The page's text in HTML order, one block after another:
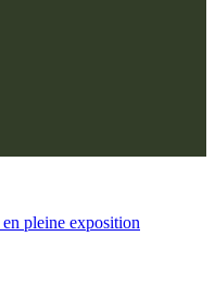
pleine exposition